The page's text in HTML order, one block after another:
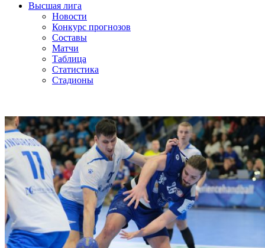
Высшая лига
Новости
Конкурс прогнозов
Составы
Матчи
Таблица
Статистика
Стадионы